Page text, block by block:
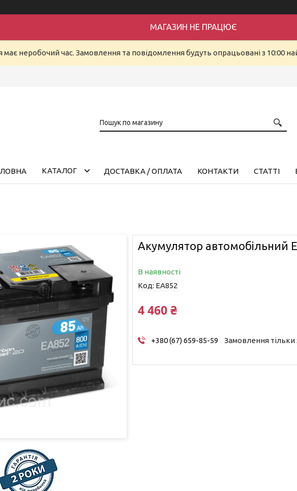
МАГАЗИН НЕ ПРАЦЮЄ
має неробочий час. Замовлення та повідомлення будуть опрацьовані з 10:00
КАТАЛОГ ДОСТАВКА / ОПЛАТА КОНТАКТИ СТАТТІ
Акумулятор автомобільний
В наявності
Код: EA852
4 460 ₴
+380 (67) 659-85-59 Замовлення